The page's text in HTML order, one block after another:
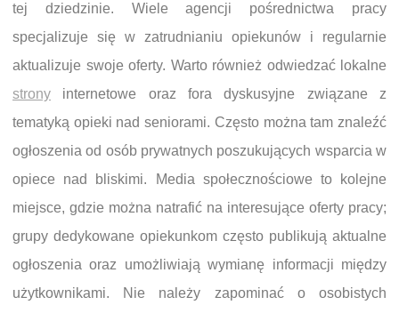
tej dziedzinie. Wiele agencji pośrednictwa pracy
specjalizuje się w zatrudnianiu opiekunów i regularnie
aktualizuje swoje oferty. Warto również odwiedzać lokalne
strony internetowe oraz fora dyskusyjne związane z
tematyką opieki nad seniorami. Często można tam znaleźć
ogłoszenia od osób prywatnych poszukujących wsparcia w
opiece nad bliskimi. Media społecznościowe to kolejne
miejsce, gdzie można natrafić na interesujące oferty pracy;
grupy dedykowane opiekunkom często publikują aktualne
ogłoszenia oraz umożliwiają wymianę informacji między
użytkownikami. Nie należy zapominać o osobistych